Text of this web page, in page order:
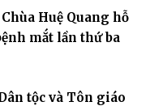
Huệ Quang hỗ
mắt lần thứ ba
tộc và Tôn giáo